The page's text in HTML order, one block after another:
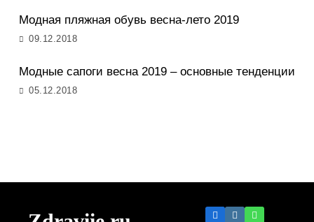
Модная пляжная обувь весна-лето 2019
09.12.2018
Модные сапоги весна 2019 – основные тенденции
05.12.2018